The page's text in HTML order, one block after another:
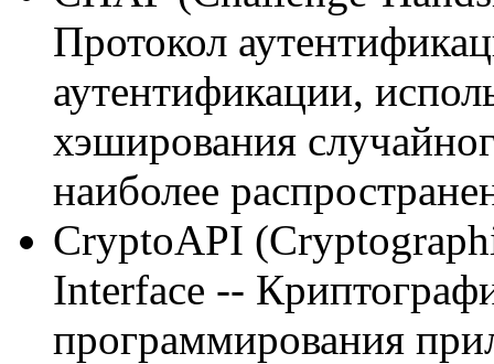
Протокол
аутентификации,
хэширования
наиболее
CryptoAPI
Interface --
программирования